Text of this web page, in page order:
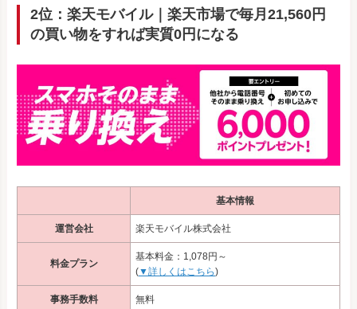
2位：楽天モバイル｜楽天市場で毎月21,560円
の買い物をすれば実質0円になる
基本情報
運営会社 楽天モバイル株式会社
料金プラン
基本料金：1,078円～
(▼詳しくはこちら)
事務手数料 無料